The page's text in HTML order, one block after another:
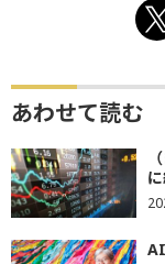
あわせて読む